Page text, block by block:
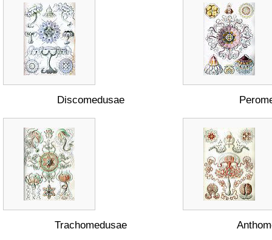
Discomedusae
Trachomedusae